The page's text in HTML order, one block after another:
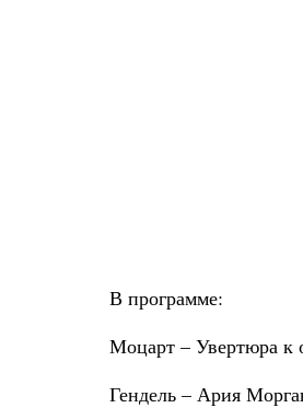
В программе:
Моцарт – Увертюра к
Гендель – Ария